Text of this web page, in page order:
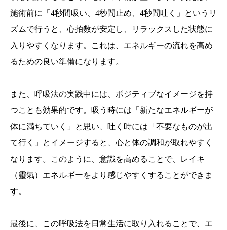
施術前に「4秒間吸い、4秒間止め、4秒間吐く」というリ
ズムで行うと、心拍数が安定し、リラックスした状態に
入りやすくなります。これは、エネルギーの流れを高め
るための良い準備になります。
また、呼吸法の実践中には、ポジティブなイメージを持
つことも効果的です。吸う時には「新たなエネルギーが
体に満ちていく」と思い、吐く時には「不要なものが出
て行く」とイメージすると、心と体の調和が取れやすく
なります。このように、意識を高めることで、レイキ
（靈氣）エネルギーをより感じやすくすることができま
す。
最後に、この呼吸法を日常生活に取り入れることで、エ